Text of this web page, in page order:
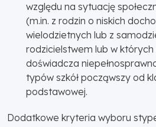
względu na sytuację
(m.in. z rodzin o niskich
wielodzietnych lub z
rodzicielstwem lub w których
doświadcza
typów szkół począwszy od
podstawowej.
Dodatkowe kryteria wyboru